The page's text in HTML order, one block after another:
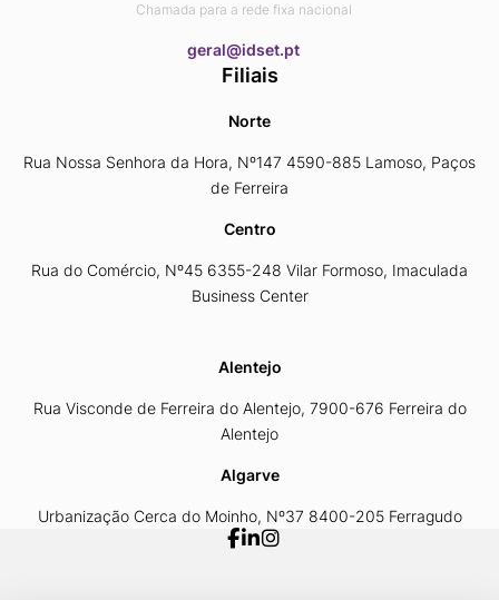
Chamada para a rede fixa nacional
​​​​​​​geral@idset.pt
Filiais
Norte
Rua Nossa Senhora da Hora, Nº147 4590-885 Lamoso, Paços
de Ferreira
Centro
Rua do Comércio, Nº45 6355-248 Vilar Formoso, Imaculada
Business Center
Alentejo
Rua Visconde de Ferreira do Alentejo, 7900-676 Ferreira do
Alentejo
Algarve
Urbanização Cerca do Moinho, Nº37 8400-205 Ferragudo